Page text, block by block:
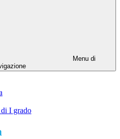
Menu di
di I grado